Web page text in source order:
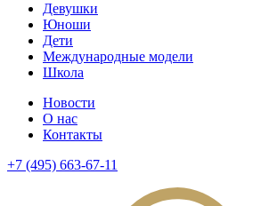
Девушки
Юноши
Дети
Международные модели
Школа
Новости
О нас
Контакты
+7 (495) 663-67-11